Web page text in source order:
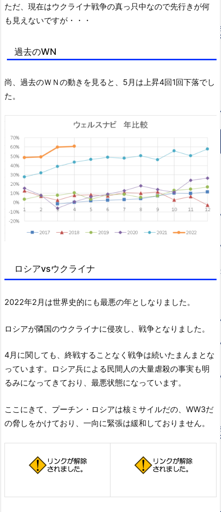
ただ、現在はウクライナ戦争の真っ只中なので先行きが何
も見えないですが・・・
過去のWN
尚、過去のＷＮの動きを見ると、5月は上昇4回1回下落でし
た。
ロシアvsウクライナ
2022年2月は世界史的にも最悪の年としなりました。
ロシアが隣国のウクライナに侵攻し、戦争となりました。
4月に関しても、終戦することなく戦争は続いたまんまとな
っています。ロシア兵による民間人の大量虐殺の事実も明
るみになってきており、最悪状態になっています。
ここにきて、プーチン・ロシアは核ミサイルだの、WW3だ
の脅しをかけており、一向に緊張は緩和しておりません。